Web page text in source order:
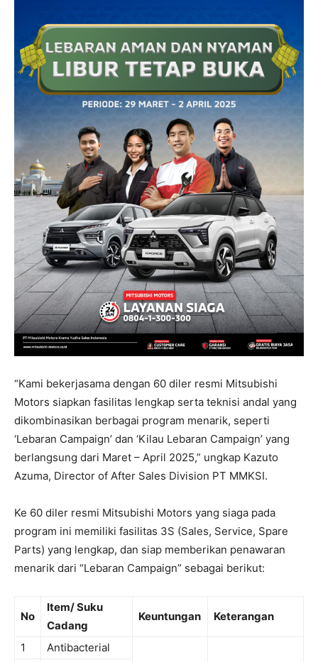
“Kami bekerjasama dengan 60 diler resmi Mitsubishi
Motors siapkan fasilitas lengkap serta teknisi andal yang
dikombinasikan berbagai program menarik, seperti
‘Lebaran Campaign’ dan ‘Kilau Lebaran Campaign’ yang
berlangsung dari Maret – April 2025,” ungkap Kazuto
Azuma, Director of After Sales Division PT MMKSI.
Ke 60 diler resmi Mitsubishi Motors yang siaga pada
program ini memiliki fasilitas 3S (Sales, Service, Spare
Parts) yang lengkap, dan siap memberikan penawaran
menarik dari “Lebaran Campaign” sebagai berikut:
No
Item/ Suku
Cadang
Keuntungan Keterangan
1 Antibacterial